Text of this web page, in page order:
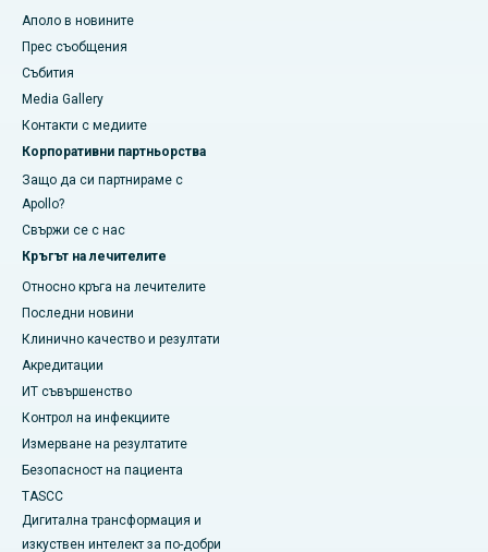
Аполо в новините
Прес съобщения
Събития
Media Gallery
​​​​​Контакти с медиите
Корпоративни партньорства
Защо да си партнираме с
Apollo?
Свържи се с нас
Кръгът на лечителите
Относно кръга на лечителите
Последни новини
Клинично качество и резултати
Акредитации
ИТ съвършенство
Контрол на инфекциите
Измерване на резултатите
Безопасност на пациента
TASCC
Дигитална трансформация и
изкуствен интелект за по-добри